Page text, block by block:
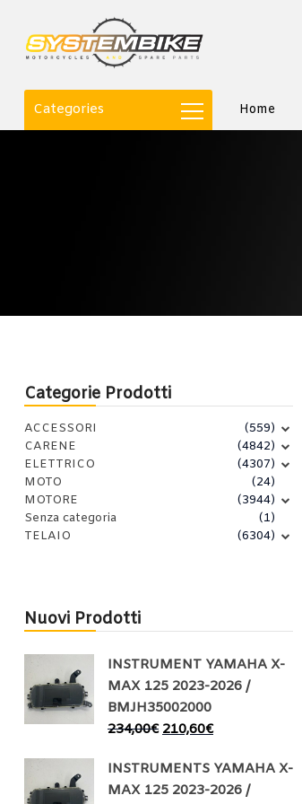
Categories Home
Categorie Prodotti
ACCESSORI
(559)
CARENE
(4842)
ELETTRICO
(4307)
MOTO
(24)
MOTORE
(3944)
Senza categoria
(1)
TELAIO
(6304)
Nuovi Prodotti
INSTRUMENT YAMAHA X-
MAX 125 2023-2026 /
BMJH35002000
234,00€ 210,60€
INSTRUMENTS YAMAHA X-
MAX 125 2023-2026 /